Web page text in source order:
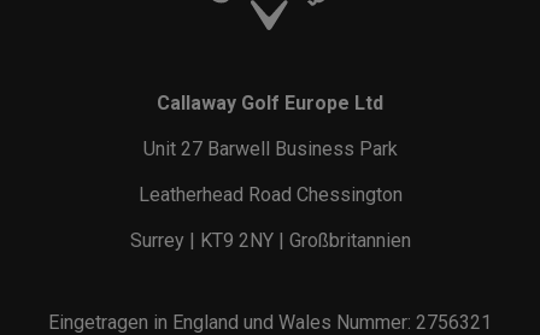
Callaway Golf Europe Ltd
Unit 27 Barwell Business Park
Leatherhead Road Chessington
Surrey | KT9 2NY | Großbritannien
Eingetragen in England und Wales Nummer: 2756321